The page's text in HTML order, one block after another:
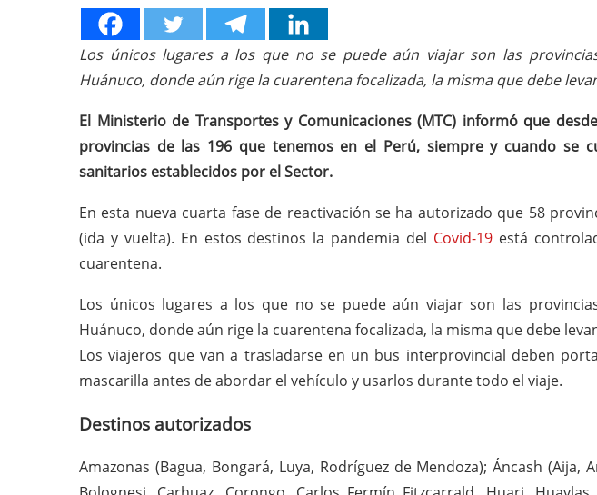
Los únicos lugares a los que no se puede aún viajar son las
Huánuco, donde aún rige la cuarentena focalizada, la misma que debe
El Ministerio de Transportes y Comunicaciones (MTC) informó que
provincias de las 196 que tenemos en el Perú, siempre y cuando se
sanitarios establecidos por el Sector.
En esta nueva cuarta fase de reactivación se ha autorizado que 58
(ida y vuelta). En estos destinos la pandemia del Covid-19está
cuarentena.
Los únicos lugares a los que no se puede aún viajar son las
Huánuco, donde aún rige la cuarentena focalizada, la misma que debe
Los viajeros que van a trasladarse en un bus interprovincial deben
mascarilla antes de abordar el vehículo y usarlos durante todo el viaje.
Destinos autorizados
Amazonas (Bagua, Bongará, Luya, Rodríguez de Mendoza); Áncash (Aija,